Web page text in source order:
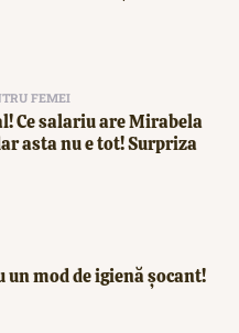
FEMEI
Ce salariu are Mirabela
asta nu e tot! Surpriza
mod de igienă șocant!